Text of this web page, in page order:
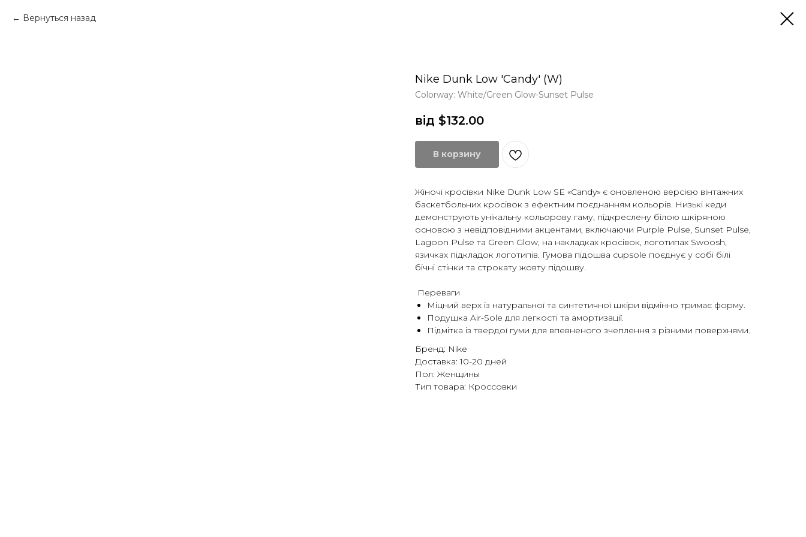
Вернуться назад
Nike Dunk Low 'Candy' (W)
Colorway: White/Green Glow-Sunset Pulse
від $132.00
В корзину
Жіночі кросівки Nike Dunk Low SE «Candy» є оновленою версією вінтажних
баскетбольних кросівок з ефектним поєднанням кольорів. Низькі кеди
демонструють унікальну кольорову гаму, підкреслену білою шкіряною
основою з невідповідними акцентами, включаючи Purple Pulse, Sunset Pulse,
Lagoon Pulse та Green Glow, на накладках кросівок, логотипах Swoosh,
язичках підкладок логотипів. Гумова підошва cupsole поєднує у собі білі
бічні стінки та строкату жовту підошву.
Переваги
Міцний верх із натуральної та синтетичної шкіри відмінно тримає форму.
Подушка Air-Sole для легкості та амортизації.
Підмітка із твердої гуми для впевненого зчеплення з різними поверхнями.
Бренд: Nike
Доставка: 10-20 дней
Пол: Женщины
Тип товара: Кроссовки